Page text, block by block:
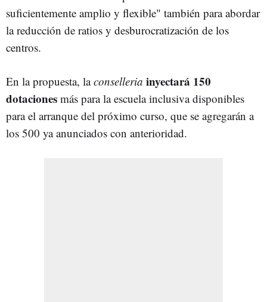
suficientemente amplio y flexible" también para abordar
la reducción de ratios y desburocratización de los
centros.
En la propuesta, laconselleria inyectará 150
dotaciones más para la escuela inclusiva disponibles
para el arranque del próximo curso, que se agregarán a
los 500 ya anunciados con anterioridad.